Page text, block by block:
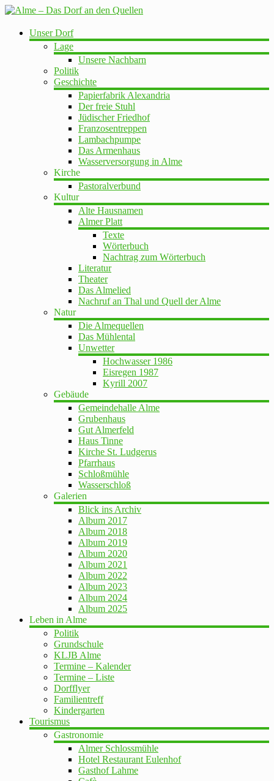
Zum
springen
Alme
Informationen
Unser Dorf
Lage
Unsere Nachbarn
Politik
Geschichte
Papierfabrik Alexandria
Der freie Stuhl
Jüdischer Friedhof
Franzosentreppen
Lambachpumpe
Das Armenhaus
Wasserversorgung in Alme
Kirche
Pastoralverbund
Kultur
Alte Hausnamen
Almer Platt
Texte
Wörterbuch
Nachtrag zum Wörterbuch
Literatur
Theater
Das Almelied
Nachruf an Thal und Quell der Alme
Natur
Die Almequellen
Das Mühlental
Unwetter
Hochwasser 1986
Eisregen 1987
Kyrill 2007
Gebäude
Gemeindehalle Alme
Grubenhaus
Gut Almerfeld
Haus Tinne
Kirche St. Ludgerus
Pfarrhaus
Schloßmühle
Wasserschloß
Galerien
Blick ins Archiv
Album 2017
Album 2018
Album 2019
Album 2020
Album 2021
Album 2022
Album 2023
Album 2024
Album 2025
Leben in Alme
Politik
Grundschule
KLJB Alme
Termine – Kalender
Termine – Liste
Dorfflyer
Familientreff
Kindergarten
Tourismus
Gastronomie
Almer Schlossmühle
Hotel Restaurant Eulenhof
Gasthof Lahme